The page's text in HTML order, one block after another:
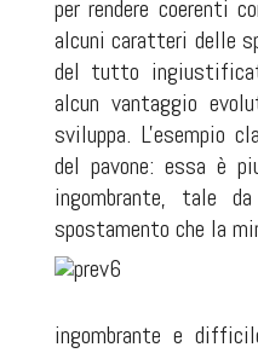
per rendere coerenti
alcuni caratteri delle
del tutto
alcun vantaggio
sviluppa. L'esempio
del pavone: essa è
ingombrante, tale
spostamento che la
ingombrante e